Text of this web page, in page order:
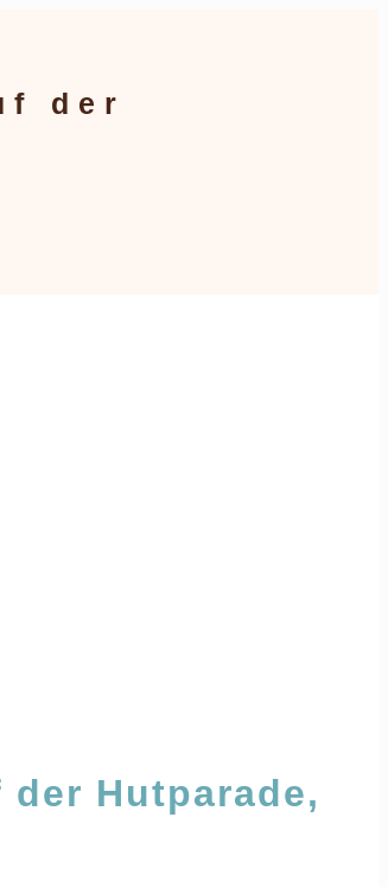
der
Hutparade,